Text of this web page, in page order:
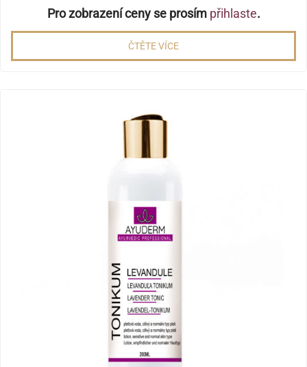
Pro zobrazení ceny se prosím přihlaste.
ČTĚTE VÍCE